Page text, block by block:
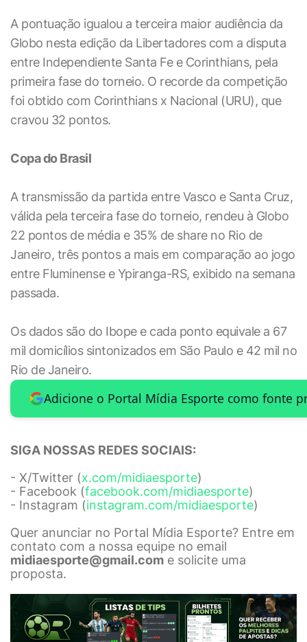
A pontuação igualou a terceira maior audiência da
Globo nesta edição da Libertadores com a disputa
entre Independiente Santa Fe e Corinthians, pela
primeira fase do torneio. O recorde da competição
foi obtido com Corinthians x Nacional (URU), que
cravou 32 pontos.
Copa do Brasil
A transmissão da partida entre Vasco e Santa Cruz,
válida pela terceira fase do torneio, rendeu à Globo
22 pontos de média e 35% de share no Rio de
Janeiro, três pontos a mais em comparação ao jogo
entre Fluminense e Ypiranga-RS, exibido na semana
passada.
Os dados são do Ibope e cada ponto equivale a 67
mil domicílios sintonizados em São Paulo e 42 mil no
Rio de Janeiro.
Adicione o Portal Mídia Esporte como fonte
SIGA NOSSAS REDES SOCIAIS:
- X/Twitter (x.com/midiaesporte)
- Facebook (facebook.com/midiaesporte)
- Instagram (instagram.com/midiaesporte)
Quer anunciar no Portal Mídia Esporte? Entre em
contato com a nossa equipe no email
midiaesporte@gmail.com e solicite uma
proposta.